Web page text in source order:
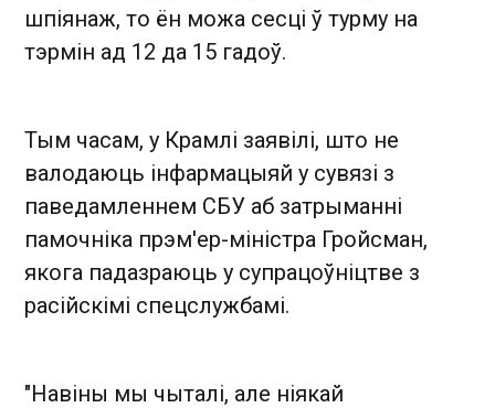
шпіянаж, то ён можа сесці ў турму на
тэрмін ад 12 да 15 гадоў.
Тым часам, у Крамлі заявілі, што не
валодаюць інфармацыяй у сувязі з
паведамленнем СБУ аб затрыманні
памочніка прэм'ер-міністра Гройсман,
якога падазраюць у супрацоўніцтве з
расійскімі спецслужбамі.
"Навіны мы чыталі, але ніякай